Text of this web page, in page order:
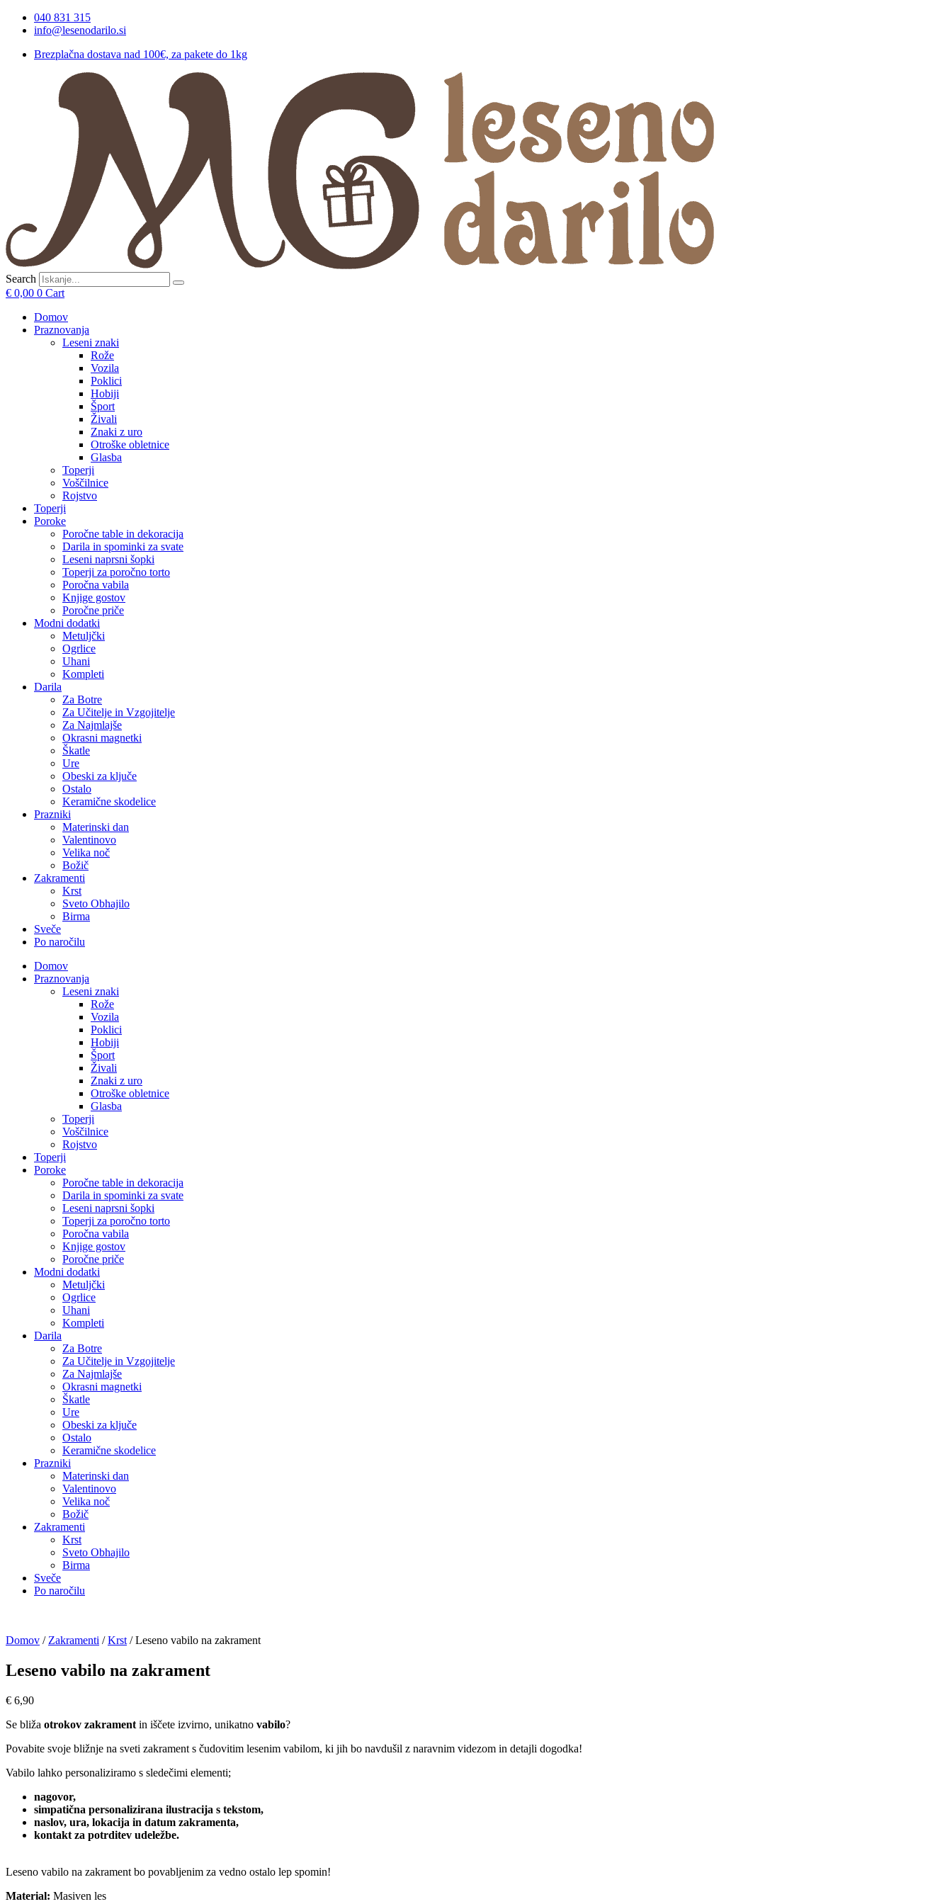
Skip
040 831 315
info@lesenodarilo.si
Brezplačna dostava nad 100€, za pakete do 1kg
Search
€ 0,00 0 Cart
Domov
Praznovanja
Leseni znaki
Rože
Vozila
Poklici
Hobiji
Šport
Živali
Znaki z uro
Otroške obletnice
Glasba
Toperji
Voščilnice
Rojstvo
Toperji
Poroke
Poročne table in dekoracija
Darila in spominki za svate
Leseni naprsni šopki
Toperji za poročno torto
Poročna vabila
Knjige gostov
Poročne priče
Modni dodatki
Metuljčki
Ogrlice
Uhani
Kompleti
Darila
Za Botre
Za Učitelje in Vzgojitelje
Za Najmlajše
Okrasni magnetki
Škatle
Ure
Obeski za ključe
Ostalo
Keramične skodelice
Prazniki
Materinski dan
Valentinovo
Velika noč
Božič
Zakramenti
Krst
Sveto Obhajilo
Birma
Sveče
Po naročilu
Domov
Praznovanja
Leseni znaki
Rože
Vozila
Poklici
Hobiji
Šport
Živali
Znaki z uro
Otroške obletnice
Glasba
Toperji
Voščilnice
Rojstvo
Toperji
Poroke
Poročne table in dekoracija
Darila in spominki za svate
Leseni naprsni šopki
Toperji za poročno torto
Poročna vabila
Knjige gostov
Poročne priče
Modni dodatki
Metuljčki
Ogrlice
Uhani
Kompleti
Darila
Za Botre
Za Učitelje in Vzgojitelje
Za Najmlajše
Okrasni magnetki
Škatle
Ure
Obeski za ključe
Ostalo
Keramične skodelice
Prazniki
Materinski dan
Valentinovo
Velika noč
Božič
Zakramenti
Krst
Sveto Obhajilo
Birma
Sveče
Po naročilu
Domov / Zakramenti /Krst / Leseno vabilo na zakrament
Leseno vabilo na zakrament
€ 6,90
Se bliža otrokov zakrament in iščete izvirno, unikatno vabilo?
Povabite svoje bližnje na sveti zakrament s čudovitim lesenim vabilom, ki jih bo navdušil z naravnim videzom in detajli dogodka!
Vabilo lahko personaliziramo s sledečimi elementi;
nagovor,
simpatična personalizirana ilustracija s tekstom,
naslov, ura, lokacija in datum zakramenta,
kontakt za potrditev udeležbe.
Leseno vabilo na zakrament bo povabljenim za vedno ostalo lep spomin!
Material: Masiven les